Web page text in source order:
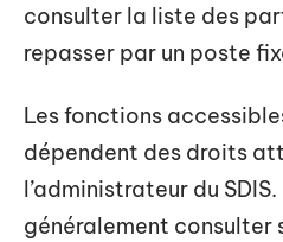
consulter la liste des
repasser par un poste
Les fonctions
dépendent des droits
l’administrateur du
généralement consulter